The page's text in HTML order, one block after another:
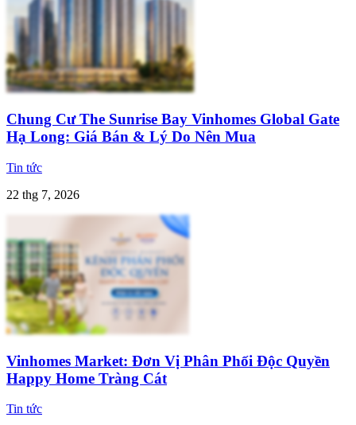
Chung Cư The Sunrise Bay Vinhomes Global Gate
Hạ Long: Giá Bán & Lý Do Nên Mua
Tin tức
22 thg 7, 2026
Vinhomes Market: Đơn Vị Phân Phối Độc Quyền
Happy Home Tràng Cát
Tin tức